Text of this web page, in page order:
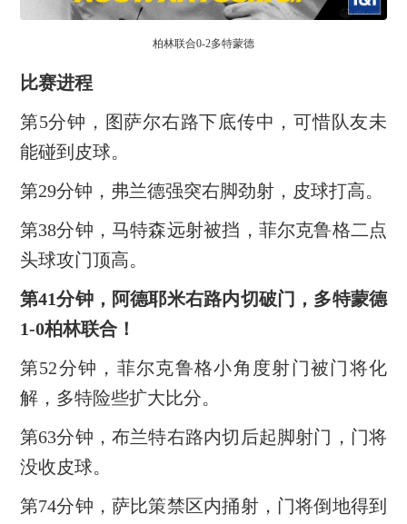
柏林联合0-2多特蒙德
比赛进程
第5分钟，图萨尔右路下底传中，可惜队友未
能碰到皮球。
第29分钟，弗兰德强突右脚劲射，皮球打高。
第38分钟，马特森远射被挡，菲尔克鲁格二点
头球攻门顶高。
第41分钟，阿德耶米右路内切破门，多特蒙德
1-0柏林联合！
第52分钟，菲尔克鲁格小角度射门被门将化
解，多特险些扩大比分。
第63分钟，布兰特右路内切后起脚射门，门将
没收皮球。
第74分钟，萨比策禁区内捅射，门将倒地得到